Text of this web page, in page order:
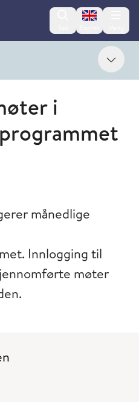
Change
Vis
i
månedlige
Innlogging til
møter